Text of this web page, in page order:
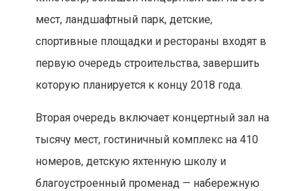
мест, ландшафтный парк, детские,
спортивные площадки и рестораны входят в
первую очередь строительства, завершить
которую планируется к концу 2018 года.
Вторая очередь включает концертный зал на
тысячу мест, гостиничный комплекс на 410
номеров, детскую яхтенную школу и
благоустроенный променад — набережную